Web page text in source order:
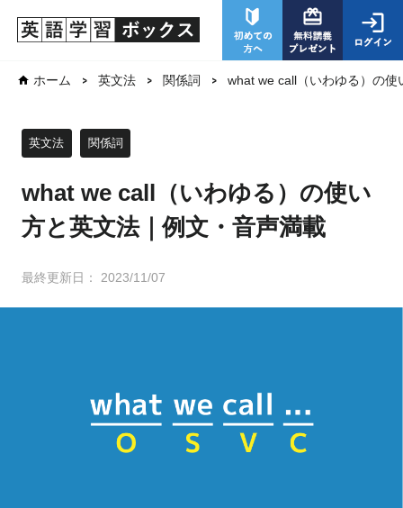
ホーム 英文法 関係詞 what we call（いわゆる）の
what we call（いわゆる）の使い
方と英文法｜例文・音声満載
英文法 関係詞
最終更新日： 2023/11/07